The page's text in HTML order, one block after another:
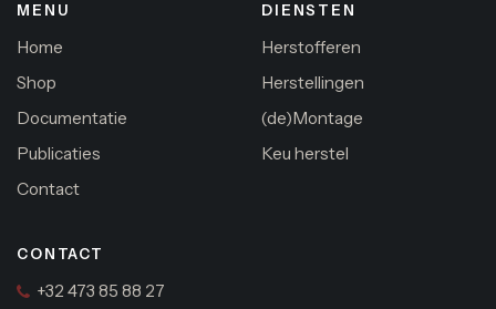
MENU
Home
Shop
Documentatie
Publicaties
Contact
DIENSTEN
Herstofferen
Herstellingen
(de)Montage
Keu herstel
CONTACT
+32 473 85 88 27